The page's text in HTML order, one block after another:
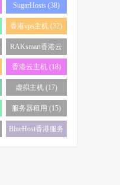
SugarHosts (38)
香港vps主机 (32)
RAKsmart香港云
服务器 (23)
香港云主机 (18)
虚拟主机 (17)
服务器租用 (15)
BlueHost香港服务